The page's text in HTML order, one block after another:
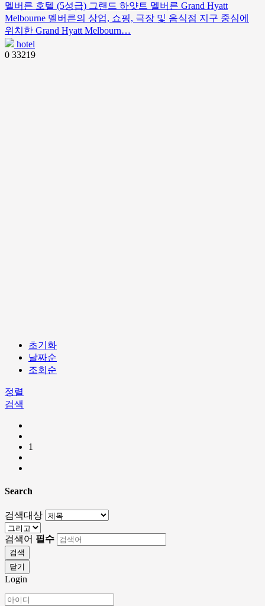
멜버른 호텔 (5성급) 그랜드 하얏트 멜버른 Grand Hyatt
Melbourne 멜버른의 상업, 쇼핑, 극장 및 음식점 지구 중심에
위치한 Grand Hyatt Melbourn…
hotel
0 33219
초기화
날짜순
조회순
정렬
검색
1
Search
검색대상
검색어 필수
검색
닫기
Login